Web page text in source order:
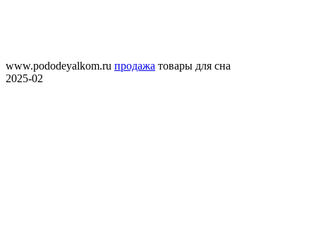
www.pododeyalkom.ru продажа товары для сна
2025-02